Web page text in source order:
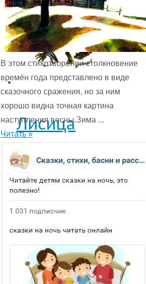
Лисица
и
обезьяна
-
Толстой
В этом стихотворении столкновение
времён года представ­лено в виде
сказочного сражения, но за ним
хорошо видна точная картина
наступления весны.Зима ...
Читать »